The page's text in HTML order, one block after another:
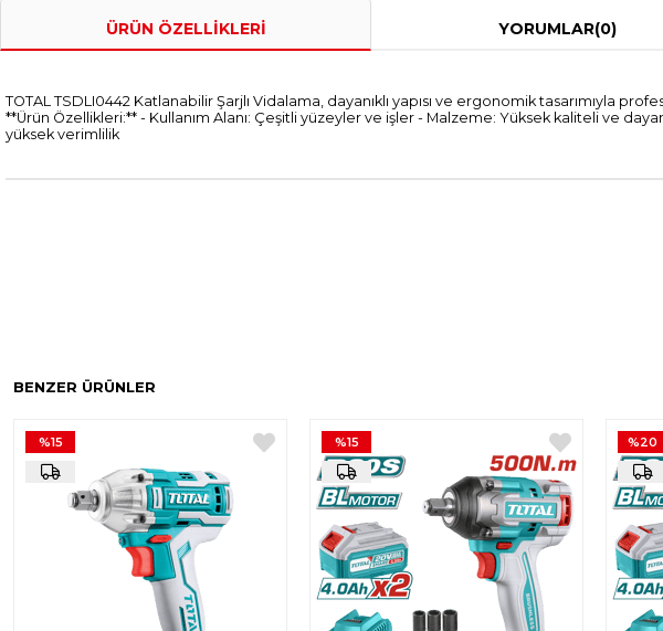
ÜRÜN ÖZELLIKLERI YORUMLAR(0)
TOTAL TSDLI0442 Katlanabilir Şarjlı Vidalama, dayanıklı yapısı ve ergonomik tasarımıyla
**Ürün Özellikleri:** - Kullanım Alanı: Çeşitli yüzeyler ve işler - Malzeme: Yüksek kaliteli ve
yüksek verimlilik
BENZER ÜRÜNLER
%15 %15 %20